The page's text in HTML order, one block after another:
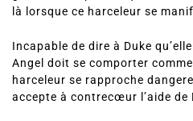
là lorsque ce harceleur se
Incapable de dire à Duke
Angel doit se comporter
harceleur se rapproche
accepte à contrecœur l’aide de